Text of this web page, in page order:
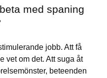
med spaning
jobb. Att få
vet om det. Att suga åt
beteenden